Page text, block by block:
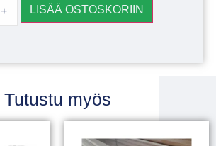
+ LISÄÄ OSTOSKORIIN
Tutustu myös